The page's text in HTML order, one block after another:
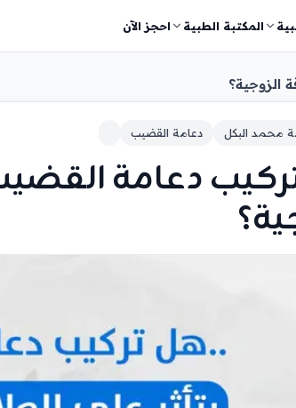
المكتبة الطبية احجز الآن
الزوجية؟
محمد البكل دعامة القضيب
دعامة القضيب